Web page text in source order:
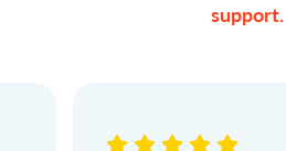
support.